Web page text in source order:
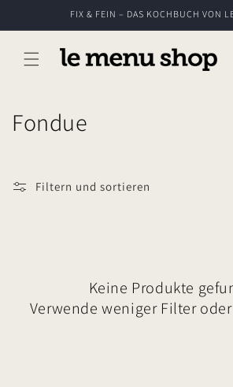
Inhalt
FIX & FEIN – DAS KOCHBUCH VON
K
t
Fondue
Filtern und sortieren
Keine Produkte
Verwende weniger Filter oder